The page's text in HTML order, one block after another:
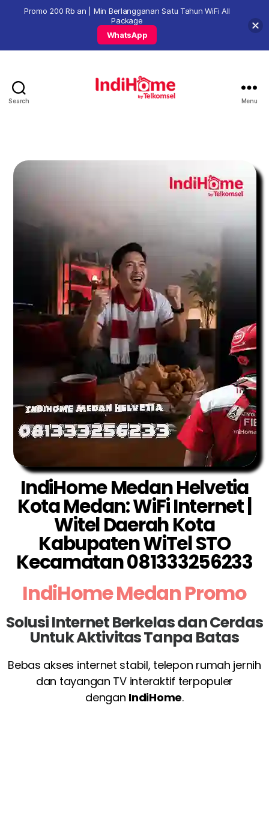
Search Menu
IndiHome Medan Helvetia
Kota Medan: WiFi Internet |
Witel Daerah Kota
Kabupaten WiTel STO
Kecamatan 081333256233
IndiHome Medan Promo
Solusi Internet Berkelas dan Cerdas
Untuk Aktivitas Tanpa Batas
Bebas akses internet stabil, telepon rumah jernih
dan tayangan TV interaktif terpopuler
dengan IndiHome.
Promo 200 Rb an | Min Berlangganan Satu Tahun WiFi All
Package
WhatsApp